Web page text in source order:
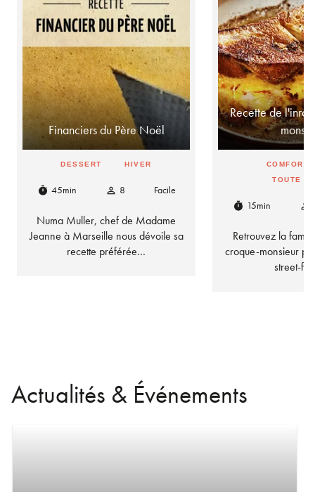
Financiers du Père Noël
DESSERT HIVER
timer 45min person_outline 8 Facile
Numa Muller, chef de Madame
Jeanne à Marseille nous dévoile sa
recette préférée…
Recette de
COMFORT
TOUTE
timer 15min person_outline
Retrouvez la
croque-monsieur
street-
Actualités & Événements